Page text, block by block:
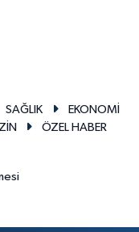
SAĞLIK
EKONOMİ
ÖZEL HABER